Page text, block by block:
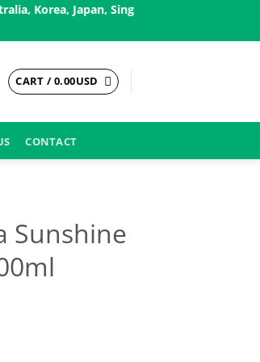
Singapore, and European countries, ..✨
CART /0.00USD
CONTACT
Sunshine